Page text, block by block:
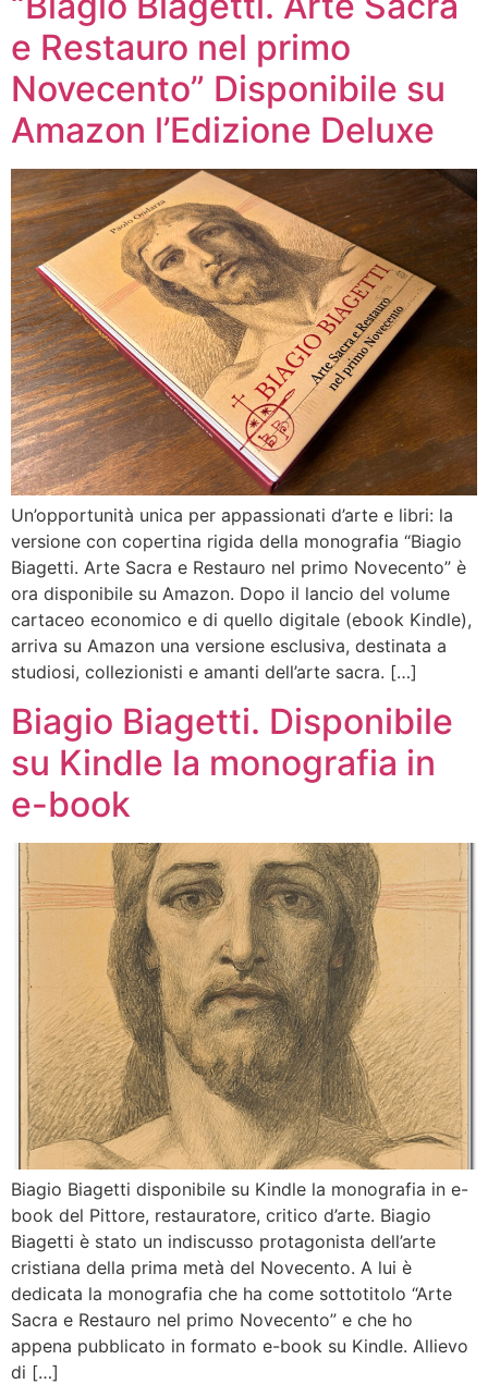
e Restauro nel primo
Novecento” Disponibile su
Amazon l’Edizione Deluxe
Un’opportunità unica per appassionati d’arte e libri: la
versione con copertina rigida della monografia “Biagio
Biagetti. Arte Sacra e Restauro nel primo Novecento” è
ora disponibile su Amazon. Dopo il lancio del volume
cartaceo economico e di quello digitale (ebook Kindle),
arriva su Amazon una versione esclusiva, destinata a
studiosi, collezionisti e amanti dell’arte sacra. […]
Biagio Biagetti. Disponibile
su Kindle la monografia in
e-book
Biagio Biagetti disponibile su Kindle la monografia in e-
book del Pittore, restauratore, critico d’arte. Biagio
Biagetti è stato un indiscusso protagonista dell’arte
cristiana della prima metà del Novecento. A lui è
dedicata la monografia che ha come sottotitolo “Arte
Sacra e Restauro nel primo Novecento” e che ho
appena pubblicato in formato e-book su Kindle. Allievo
di […]